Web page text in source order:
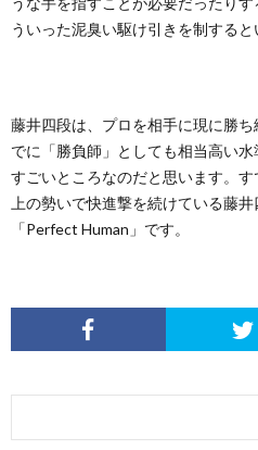
ういった泥臭い駆け引きを制すると
藤井四段は、プロを相手に現に勝
でに「勝負師」としても相当高い
すごいところなのだと思います。
上の勢いで快進撃を続けている藤
「Perfect Human」です。